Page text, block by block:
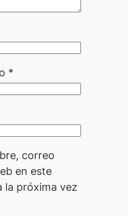
*
correo
en este
la próxima vez